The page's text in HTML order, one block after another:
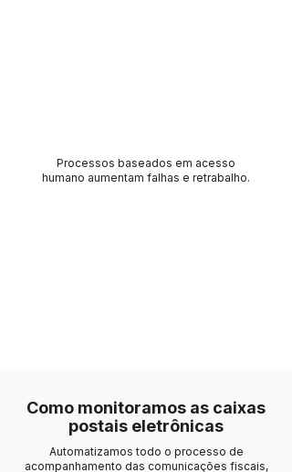
Processos baseados em acesso
humano aumentam falhas e retrabalho.
Como monitoramos as caixas
postais eletrônicas
Automatizamos todo o processo de
acompanhamento das comunicações fiscais,